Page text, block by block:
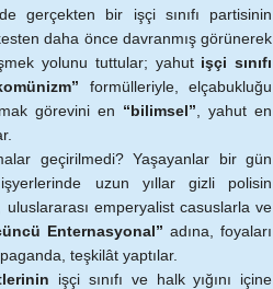
gerçekten bir işçi sınıfı partisinin
daha önce davranmış görünerek
yolunu tuttular; yahut işçi sınıfı
formülleriyle, elçabukluğu
görevini en “bilimsel” , yahut en
geçirilmedi? Yaşayanlar bir gün
işyerlerinde uzun yıllar gizli polisin
emperyalist casuslarla ve
Enternasyonal” adına, foyaları
teşkilât yaptılar.
işçi sınıfı ve halk yığını içine